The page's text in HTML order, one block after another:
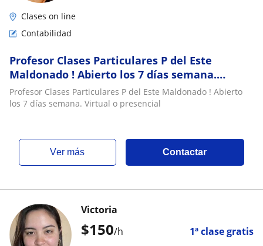
Clases on line
Contabilidad
Profesor Clases Particulares P del Este
Maldonado ! Abierto los 7 días semana.
Virtual o presencial
Profesor Clases Particulares P del Este Maldonado ! Abierto
los 7 días semana. Virtual o presencial
ver más Contactar
$150/h 1ª clase gratis
Victoria